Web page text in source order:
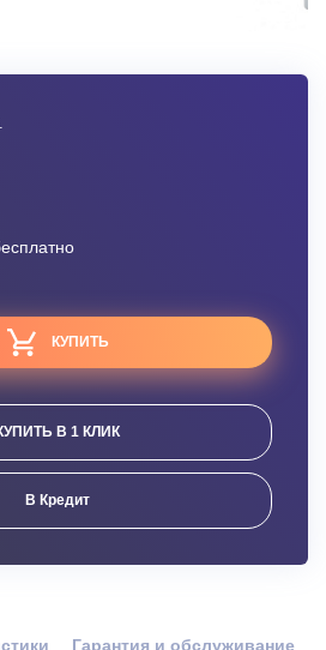
КУПИТЬ
В 1 КЛИК
В Кредит
Гарантия и обслуживание